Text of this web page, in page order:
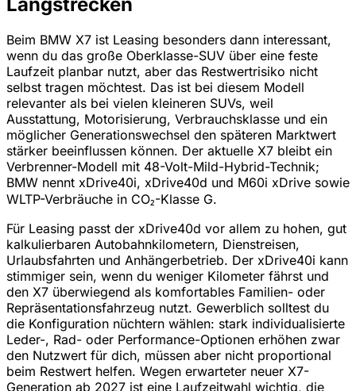
Beim BMW X7 ist Leasing besonders dann interessant,
wenn du das große Oberklasse-SUV über eine feste
Laufzeit planbar nutzt, aber das Restwertrisiko nicht
selbst tragen möchtest. Das ist bei diesem Modell
relevanter als bei vielen kleineren SUVs, weil
Ausstattung, Motorisierung, Verbrauchsklasse und ein
möglicher Generationswechsel den späteren Marktwert
stärker beeinflussen können. Der aktuelle X7 bleibt ein
Verbrenner-Modell mit 48-Volt-Mild-Hybrid-Technik;
BMW nennt xDrive40i, xDrive40d und M60i xDrive sowie
WLTP-Verbräuche in CO₂-Klasse G.
Für Leasing passt der xDrive40d vor allem zu hohen, gut
kalkulierbaren Autobahnkilometern, Dienstreisen,
Urlaubsfahrten und Anhängerbetrieb. Der xDrive40i kann
stimmiger sein, wenn du weniger Kilometer fährst und
den X7 überwiegend als komfortables Familien- oder
Repräsentationsfahrzeug nutzt. Gewerblich solltest du
die Konfiguration nüchtern wählen: stark individualisierte
Leder-, Rad- oder Performance-Optionen erhöhen zwar
den Nutzwert für dich, müssen aber nicht proportional
beim Restwert helfen. Wegen erwarteter neuer X7-
Generation ab 2027 ist eine Laufzeitwahl wichtig, die